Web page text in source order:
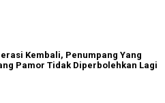
Kembali, Penumpang Yang
Pamor Tidak Diperbolehkan Lagi